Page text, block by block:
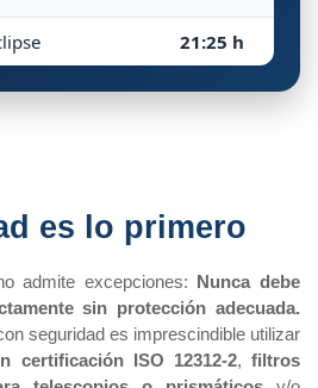
21:25 h
es lo primero
admite excepciones: Nunca debe
sin protección adecuada.
seguridad es imprescindible utilizar
certificación ISO 12312-2,filtros